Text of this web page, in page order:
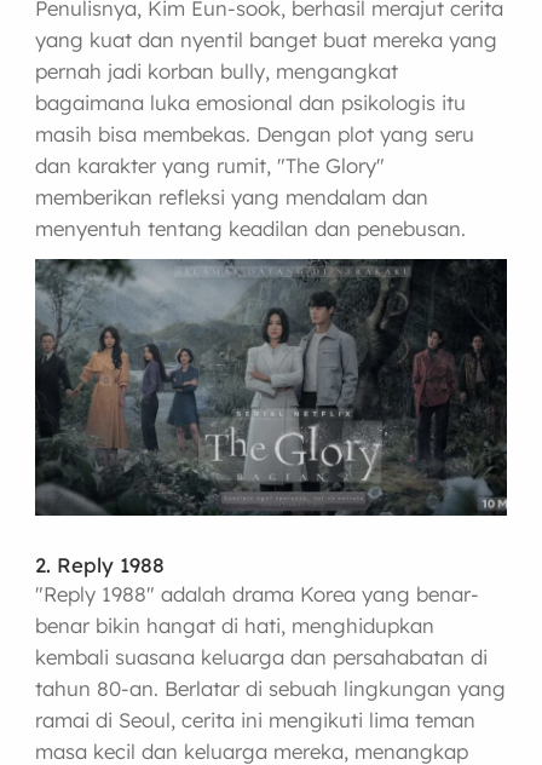
Penulisnya, Kim Eun-sook, berhasil merajut cerita
yang kuat dan nyentil banget buat mereka yang
pernah jadi korban bully, mengangkat
bagaimana luka emosional dan psikologis itu
masih bisa membekas. Dengan plot yang seru
dan karakter yang rumit, "The Glory"
memberikan refleksi yang mendalam dan
menyentuh tentang keadilan dan penebusan.
2. Reply 1988
"Reply 1988" adalah drama Korea yang benar-
benar bikin hangat di hati, menghidupkan
kembali suasana keluarga dan persahabatan di
tahun 80-an. Berlatar di sebuah lingkungan yang
ramai di Seoul, cerita ini mengikuti lima teman
masa kecil dan keluarga mereka, menangkap